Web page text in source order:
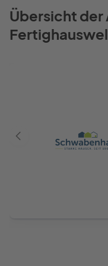
Übersicht der
Vorheriger